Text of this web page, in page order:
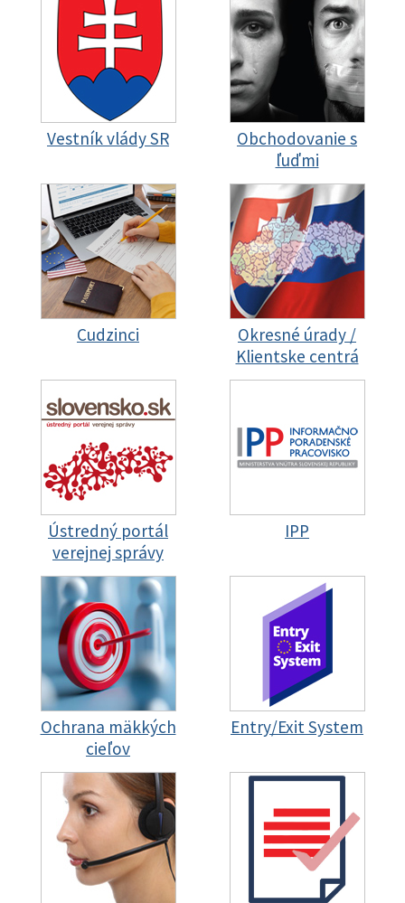
Vestník vlády SR
Obchodovanie s
ľuďmi
Cudzinci
Okresné úrady /
Klientske centrá
Ústredný portál
verejnej správy
IPP
Ochrana mäkkých
cieľov
Entry/Exit System